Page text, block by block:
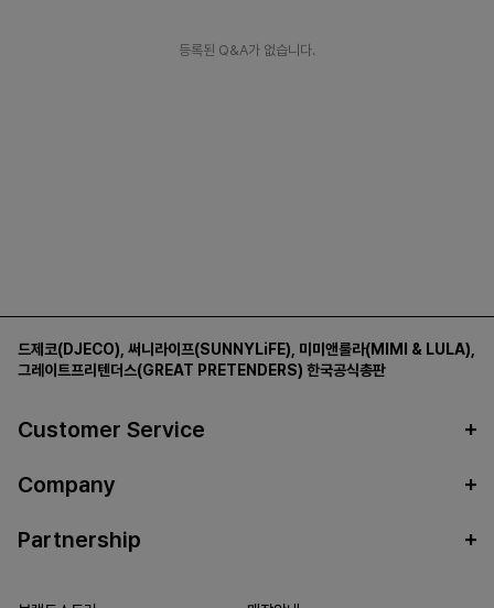
등록된 Q&A가 없습니다.
드제코(DJECO) 써니라이프(SUNNYLiFE) 미미앤룰라(MIMI & LULA)
그레이트프리텐더스(GREAT PRETENDERS) 한국공식총판
Customer Service
Company
Partnership